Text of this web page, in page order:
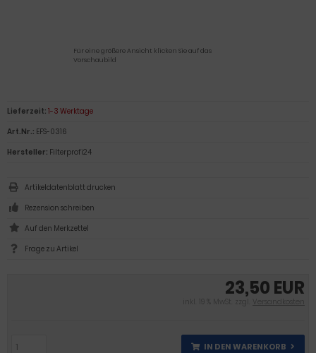
Für eine größere Ansicht klicken Sie auf das
Vorschaubild
23,50 EUR
inkl. 19 % MwSt. zzgl. Versandkosten
IN DEN WARENKORB
Lieferzeit: 1-3 Werktage
Art.Nr.: EFS-0316
Hersteller: Filterprofi24
Artikeldatenblatt drucken
Rezension schreiben
Frage zu Artikel